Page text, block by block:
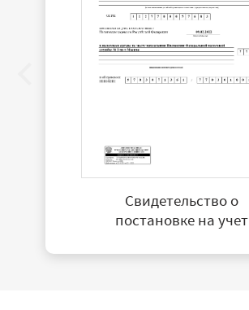
Свидетельство о
постановке на учет